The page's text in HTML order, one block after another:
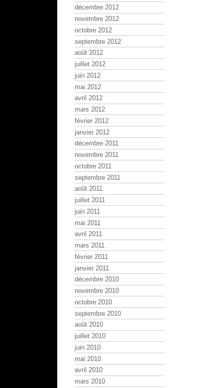
décembre 2012
novembre 2012
octobre 2012
septembre 2012
août 2012
juillet 2012
juin 2012
mai 2012
avril 2012
mars 2012
février 2012
janvier 2012
décembre 2011
novembre 2011
octobre 2011
septembre 2011
août 2011
juillet 2011
juin 2011
mai 2011
avril 2011
mars 2011
février 2011
janvier 2011
décembre 2010
novembre 2010
octobre 2010
septembre 2010
août 2010
juillet 2010
juin 2010
mai 2010
avril 2010
mars 2010